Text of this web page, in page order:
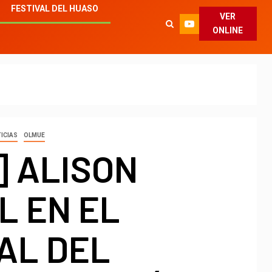
FESTIVAL DEL HUASO
VER
ONLINE
OLMUE
ALISON
EN EL
DEL